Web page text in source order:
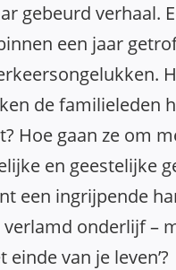
gebeurd verhaal.
een jaar
de familieleden
Hoe gaan ze om
en geestelijke
een ingrijpende
verlamd onderlijf –
einde van je leven’?